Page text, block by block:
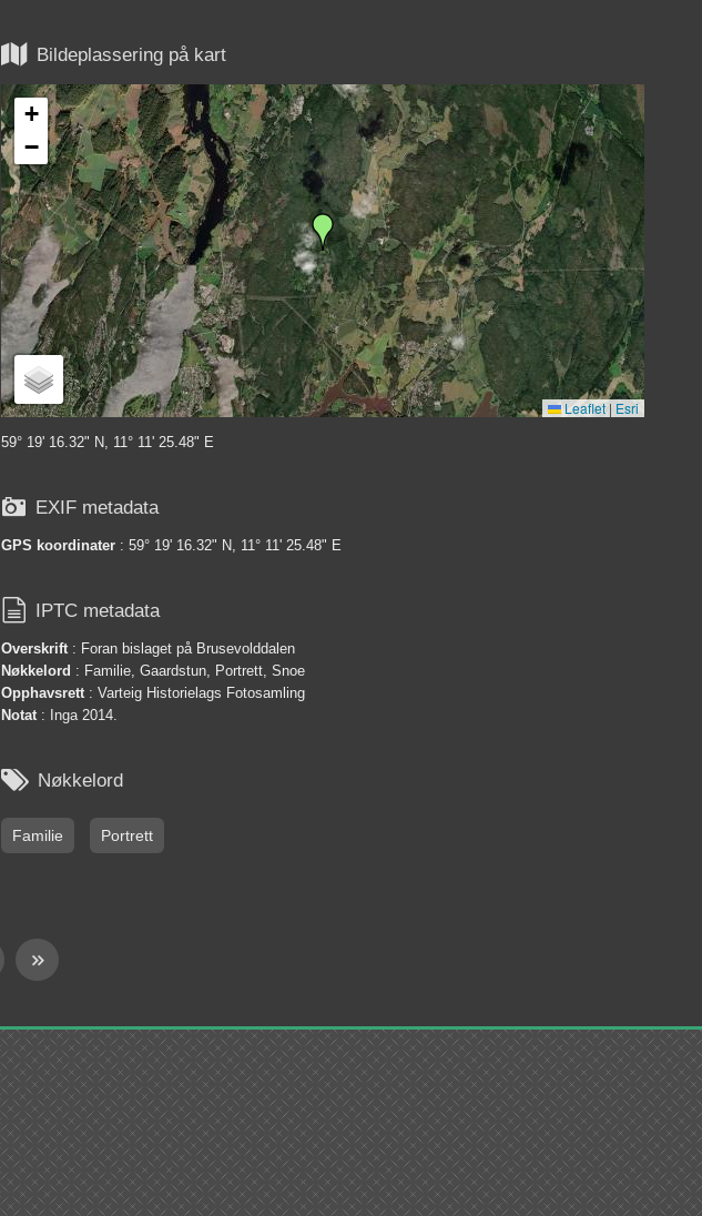
 Bildeplassering på kart
+
−
Leaflet | Esri
59° 19' 16.32" N, 11° 11' 25.48" E
 EXIF metadata
GPS koordinater : 59° 19' 16.32" N, 11° 11' 25.48" E
 IPTC metadata
Overskrift: Foran bislaget på Brusevolddalen
Nøkkelord : Familie, Gaardstun, Portrett, Snoe
Opphavsrett: Varteig Historielags Fotosamling
Notat: Inga 2014.
 Nøkkelord
Familie Portrett